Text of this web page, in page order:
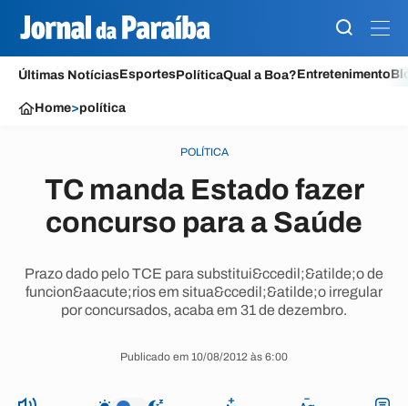
Últimas NotíciasEsportesPolíticaQual a Boa?Entretenimento
Home>política
POLÍTICA
TC manda Estado fazer
concurso para a Saúde
Prazo dado pelo TCE para substitui&ccedil;&atilde;o de
funcion&aacute;rios em situa&ccedil;&atilde;o irregular
por concursados, acaba em 31 de dezembro.
Publicado em 10/08/2012 às 6:00